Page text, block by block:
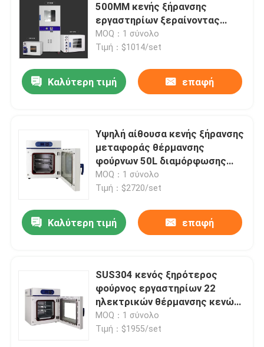
500MM κενής ξήρανσης
εργαστηρίων ξεραίνοντας
φούρνων σκονών κενός
MOQ：1 σύνολο
Τιμή：$1014/set
Καλύτερη τιμή επαφή
Υψηλή αίθουσα κενής ξήρανσης
μεταφοράς θέρμανσης
φούρνων 50L διαμόρφωσης
κενή θεραπεύοντας
MOQ：1 σύνολο
Τιμή：$2720/set
Καλύτερη τιμή επαφή
SUS304 κενός ξηρότερος
φούρνος εργαστηρίων 22
ηλεκτρικών θέρμανσης κενών
λίτρα φούρνων ζεστού αέρα
MOQ：1 σύνολο
Τιμή：$1955/set